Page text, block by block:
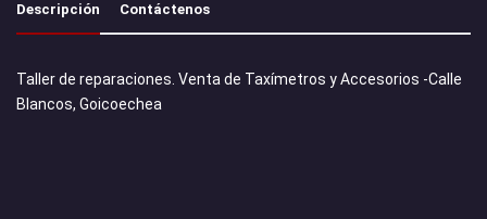
Descripción Contáctenos
Taller de reparaciones. Venta de Taxímetros y Accesorios -Calle
Blancos, Goicoechea